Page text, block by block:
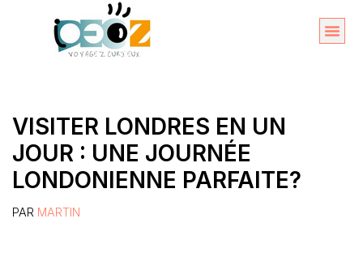
VISITER LONDRES EN UN
JOUR : UNE JOURNÉE
LONDONIENNE PARFAITE?
PAR MARTIN